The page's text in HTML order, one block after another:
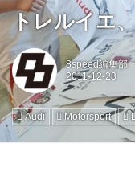
トレルイエ
8speed編集部
Audi Motorsport